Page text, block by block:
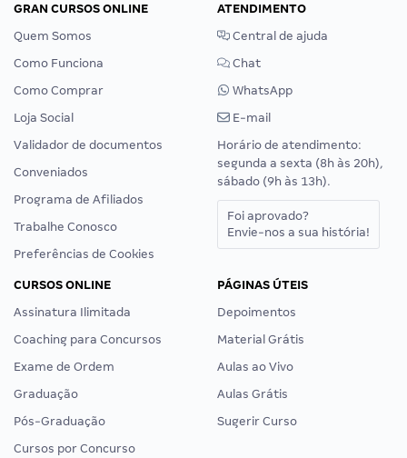
GRAN CURSOS ONLINE
Quem Somos
Como Funciona
Como Comprar
Loja Social
Validador de documentos
Conveniados
Programa de Afiliados
Trabalhe Conosco
Preferências de Cookies
ATENDIMENTO
Central de ajuda
Chat
WhatsApp
E-mail
Horário de atendimento:
segunda a sexta (8h às 20h),
sábado (9h às 13h).
Foi aprovado?
Envie-nos a sua história!
CURSOS ONLINE
Assinatura Ilimitada
Coaching para Concursos
Exame de Ordem
Graduação
Pós-Graduação
Cursos por Concurso
PÁGINAS ÚTEIS
Depoimentos
Material Grátis
Aulas ao Vivo
Aulas Grátis
Sugerir Curso